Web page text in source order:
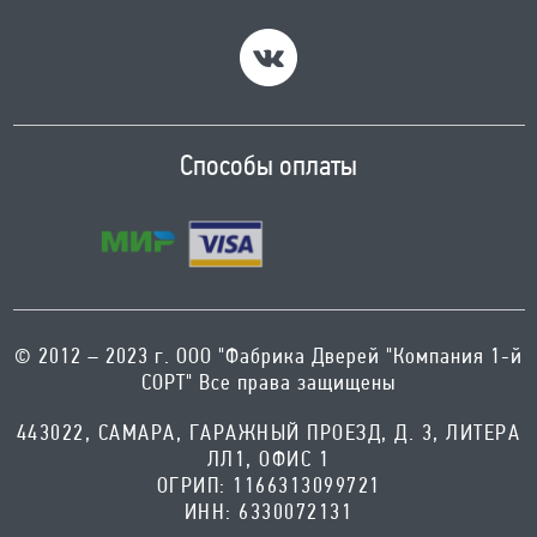
Способы оплаты
© 2012 – 2023 г. ООО "Фабрика Дверей "Компания 1-й
СОРТ" Все права защищены
443022, САМАРА, ГАРАЖНЫЙ ПРОЕЗД, Д. 3, ЛИТЕРА
ЛЛ1, ОФИС 1
ОГРИП: 1166313099721
ИНН: 6330072131